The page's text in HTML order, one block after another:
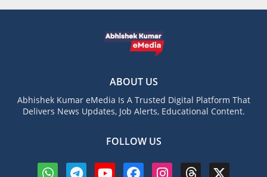
ABOUT US
Abhishek Kumar eMedia Is A Trusted Digital Platform That
Delivers News Updates, Job Alerts, Educational Content.
FOLLOW US